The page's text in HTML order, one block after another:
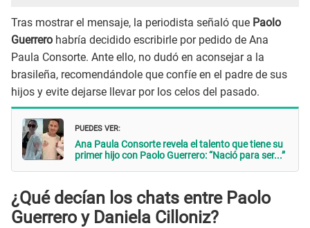
Tras mostrar el mensaje, la periodista señaló que Paolo
Guerrero habría decidido escribirle por pedido de Ana
Paula Consorte. Ante ello, no dudó en aconsejar a la
brasileña, recomendándole que confíe en el padre de sus
hijos y evite dejarse llevar por los celos del pasado.
PUEDES VER:
Ana Paula Consorte revela el talento que tiene su
primer hijo con Paolo Guerrero: “Nació para ser...”
¿Qué decían los chats entre Paolo
Guerrero y Daniela Cilloniz?